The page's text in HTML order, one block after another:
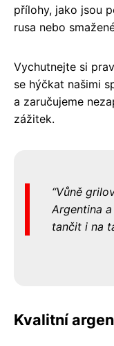
přílohy, jako jsou
rusa nebo
Vychutnejte si
se hýčkat našimi
a zaručujeme
zážitek.
Vůně
Argentina
tančit i na
Kvalitní